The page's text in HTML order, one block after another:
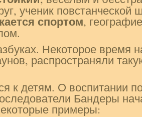
ученик повстанческой
спортом,
Некоторое время
распространяли
к детям. О воспитании
Бандеры
примеры: